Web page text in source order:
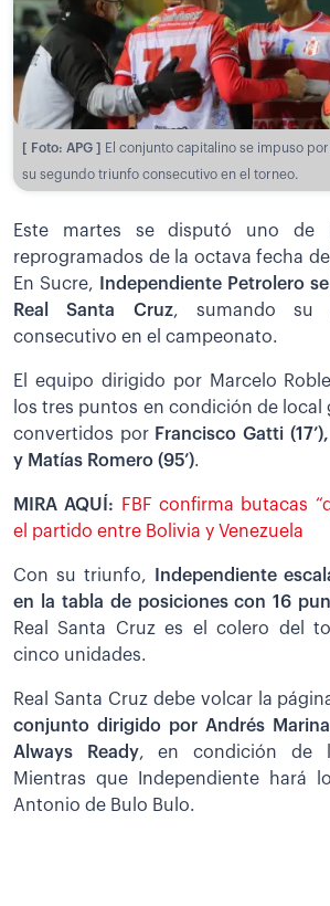
[ Foto: APG ]
El conjunto capitalino se impuso
su segundo triunfo consecutivo en el torneo.
Este martes se disputó uno de
reprogramados de la octava fecha
En Sucre, Independiente Petrolero
Real Santa Cruz, sumando su
consecutivo en el campeonato.
El equipo dirigido por Marcelo
los tres puntos en condición de local
convertidos porFrancisco Gatti
y Matías Romero (95’).
MIRA AQUÍ:
FBF confirma butacas
el partido entre Bolivia y Venezuela
Con su triunfo,
Independiente
en la tabla de posiciones con 16
Real Santa Cruz es el colero del
cinco unidades.
Real Santa Cruz debe volcar la
conjunto dirigido por Andrés
Always Ready, en condición de
Mientras que Independiente hará
Antonio de Bulo Bulo.